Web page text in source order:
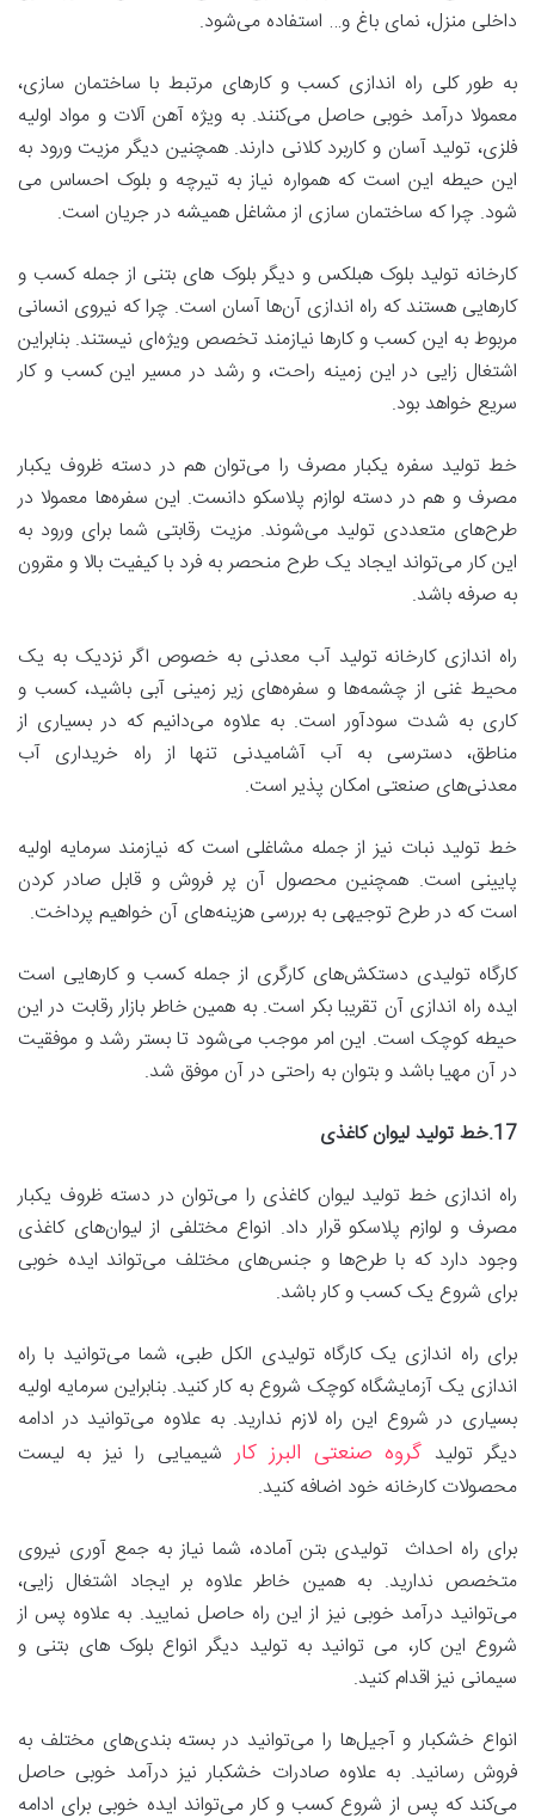
داخلی منزل، نمای باغ و… استفاده می‌شود.
به طور کلی راه اندازی کسب و کارهای مرتبط با ساختمان سازی،
معمولا درآمد خوبی حاصل می‌کنند. به ویژه آهن آلات و مواد اولیه
فلزی، تولید آسان و کاربرد کلانی دارند. همچنین دیگر مزیت ورود به
این حیطه این است که همواره نیاز به تیرچه و بلوک احساس می
شود. چرا که ساختمان سازی از مشاغل همیشه در جریان است.
کارخانه تولید بلوک هبلکس و دیگر بلوک های بتنی از جمله کسب و
کارهایی هستند که راه اندازی آن‌ها آسان است. چرا که نیروی انسانی
مربوط به این کسب و کارها نیازمند تخصص ویژه‌ای نیستند. بنابراین
اشتغال زایی در این زمینه راحت، و رشد در مسیر این کسب و کار
سریع خواهد بود.
خط تولید سفره یکبار مصرف را می‌توان هم در دسته ظروف یکبار
مصرف و هم در دسته لوازم پلاسکو دانست. این سفره‌ها معمولا در
طرح‌های متعددی تولید می‌شوند. مزیت رقابتی شما برای ورود به
این کار می‌تواند ایجاد یک طرح منحصر به فرد با کیفیت بالا و مقرون
به صرفه باشد.
راه اندازی کارخانه تولید آب معدنی به خصوص اگر نزدیک به یک
محیط غنی از چشمه‌ها و سفره‌های زیر زمینی آبی باشید، کسب و
کاری به شدت سودآور است. به علاوه می‌دانیم که در بسیاری از
مناطق، دسترسی به آب آشامیدنی تنها از راه خریداری آب
معدنی‌های صنعتی امکان پذیر است.
خط تولید نبات نیز از جمله مشاغلی است که نیازمند سرمایه اولیه
پایینی است. همچنین محصول آن پر فروش و قابل صادر کردن
است که در طرح توجیهی به بررسی هزینه‌های آن خواهیم پرداخت.
کارگاه تولیدی دستکش‌های کارگری از جمله کسب و کارهایی است
ایده راه اندازی آن تقریبا بکر است. به همین خاطر بازار رقابت در این
حیطه کوچک است. این امر موجب می‌شود تا بستر رشد و موفقیت
در آن مهیا باشد و بتوان به راحتی در آن موفق شد.
17.خط تولید لیوان کاغذی
راه اندازی خط تولید لیوان کاغذی را می‌توان در دسته ظروف یکبار
مصرف و لوازم پلاسکو قرار داد. انواع مختلفی از لیوان‌های کاغذی
وجود دارد که با طرح‌ها و جنس‌های مختلف می‌تواند ایده خوبی
برای شروع یک کسب و کار باشد.
برای راه اندازی یک کارگاه تولیدی الکل طبی، شما می‌توانید با راه
اندازی یک آزمایشگاه کوچک شروع به کار کنید. بنابراین سرمایه اولیه
بسیاری در شروع این راه لازم ندارید. به علاوه می‌توانید در ادامه
دیگر تولید گروه صنعتی البرز کار شیمیایی را نیز به لیست
محصولات کارخانه خود اضافه کنید.
برای راه احداث تولیدی بتن آماده، شما نیاز به جمع آوری نیروی
متخصص ندارید. به همین خاطر علاوه بر ایجاد اشتغال زایی،
می‌توانید درآمد خوبی نیز از این راه حاصل نمایید. به علاوه پس از
شروع این کار، می توانید به تولید دیگر انواع بلوک های بتنی و
سیمانی نیز اقدام کنید.
انواع خشکبار و آجیل‌ها را می‌توانید در بسته بندی‌های مختلف به
فروش رسانید. به علاوه صادرات خشکبار نیز درآمد خوبی حاصل
می‌کند که پس از شروع کسب و کار می‌تواند ایده خوبی برای ادامه